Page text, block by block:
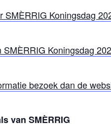
SMÈRRIG Koningsdag
SMÈRRIG Koningsdag
bezoek dan de
van SMÈRRIG